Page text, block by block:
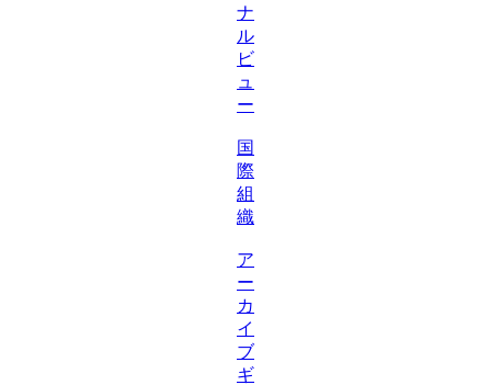
ナ
ル
ビ
ュ
ー
国
際
組
織
ア
ー
カ
イ
ブ
ギ